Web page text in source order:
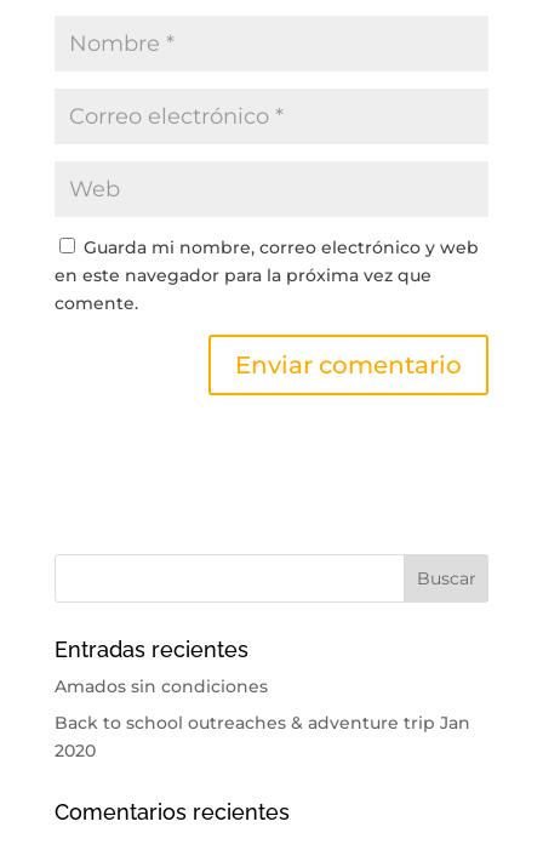
Guarda mi nombre, correo electrónico y web
en este navegador para la próxima vez que
comente.
Entradas recientes
Amados sin condiciones
Back to school outreaches & adventure trip Jan
2020
Comentarios recientes